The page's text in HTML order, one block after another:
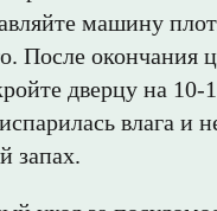
машину
После окончания
дверцу на 10-
влага и
запах.